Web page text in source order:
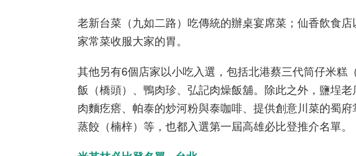
老新台菜（九如二路）吃傳統的辦桌宴席菜；仙香飲食
家常菜收服大家的胃。
其他另有6個店家以小吃入選，包括北港蔡三代筒仔米糕
飯（橋頭）、鴨肉珍、弘記肉燥飯舖。除此之外，鹽埕
肉麵疙瘩、帕泰的炒河粉與泰咖啡、提供創意川菜的蜀
蒸餃（楠梓）等，也都入選第一屆高雄必比登推介名單。